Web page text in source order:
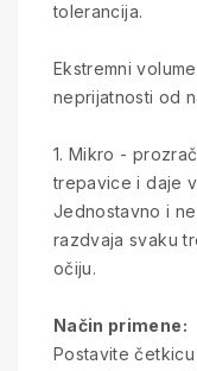
tolerancija.
Ekstremni
neprijatnosti od
1. Mikro -
trepavice i daje
Jednostavno i
razdvaja svaku
očiju.
Način primene:
Postavite